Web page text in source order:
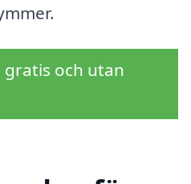
gratis och utan